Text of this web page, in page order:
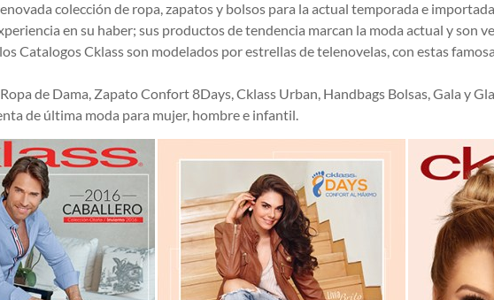
colección de ropa, zapatos y bolsos para la actual temporada e
en su haber; sus productos de tendencia marcan la moda actual y son
Catalogos Cklass son modelados por estrellas de telenovelas, con estas
de Dama, Zapato Confort 8Days, Cklass Urban, Handbags Bolsas, Gala y
de última moda para mujer, hombre e infantil.